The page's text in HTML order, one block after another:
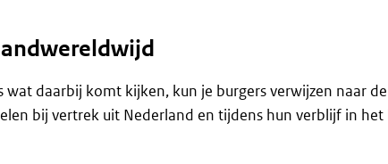
wat daarbij komt kijken, kun je burgers verwijzen naar
bij vertrek uit Nederland en tijdens hun verblijf in